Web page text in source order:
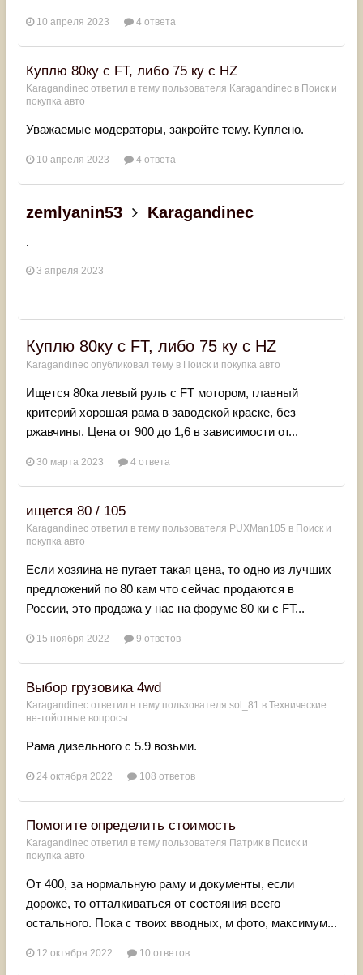
10 апреля 2023 4 ответа
Куплю 80ку с FT, либо 75 ку с HZ
Karagandinec ответил в тему пользователя Karagandinec в Поиск и
покупка авто
Уважаемые модераторы, закройте тему. Куплено.
10 апреля 2023 4 ответа
zemlyanin53 Karagandinec
3 апреля 2023
Куплю 80ку с FT, либо 75 ку с HZ
Karagandinec опубликовал тему в Поиск и покупка авто
Ищется 80ка левый руль с FT мотором, главный
критерий хорошая рама в заводской краске, без
ржавчины. Цена от 900 до 1,6 в зависимости от...
30 марта 2023 4 ответа
ищется 80 / 105
Karagandinec ответил в тему пользователя PUXMan105 в Поиск и
покупка авто
Если хозяина не пугает такая цена, то одно из лучших
предложений по 80 кам что сейчас продаются в
России, это продажа у нас на форуме 80 ки с FT...
15 ноября 2022 9 ответов
Выбор грузовика 4wd
Karagandinec ответил в тему пользователя sol_81 в Технические
не-тойотные вопросы
Рама дизельного с 5.9 возьми.
24 октября 2022 108 ответов
Помогите определить стоимость
Karagandinec ответил в тему пользователя Патрик в Поиск и
покупка авто
От 400, за нормальную раму и документы, если
дороже, то отталкиваться от состояния всего
остального. Пока с твоих вводных, м фото, максимум...
12 октября 2022 10 ответов